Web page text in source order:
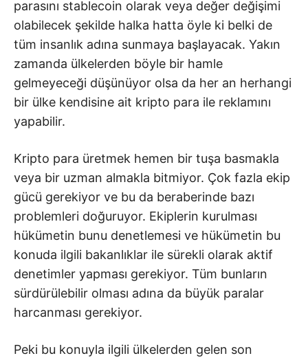
parasını stablecoin olarak veya değer değişimi
olabilecek şekilde halka hatta öyle ki belki de
tüm insanlık adına sunmaya başlayacak. Yakın
zamanda ülkelerden böyle bir hamle
gelmeyeceği düşünüyor olsa da her an herhangi
bir ülke kendisine ait kripto para ile reklamını
yapabilir.
Kripto para üretmek hemen bir tuşa basmakla
veya bir uzman almakla bitmiyor. Çok fazla ekip
gücü gerekiyor ve bu da beraberinde bazı
problemleri doğuruyor. Ekiplerin kurulması
hükümetin bunu denetlemesi ve hükümetin bu
konuda ilgili bakanlıklar ile sürekli olarak aktif
denetimler yapması gerekiyor. Tüm bunların
sürdürülebilir olması adına da büyük paralar
harcanması gerekiyor.
Peki bu konuyla ilgili ülkelerden gelen son